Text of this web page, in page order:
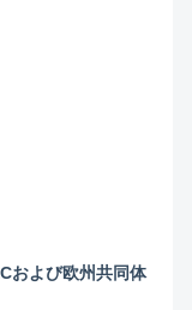
および欧州共同体